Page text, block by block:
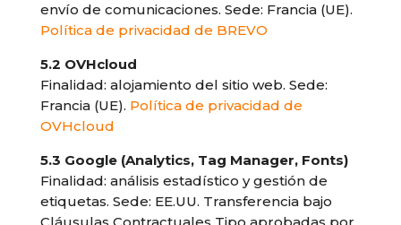
envío de comunicaciones. Sede: Francia (UE).
Política de privacidad de BREVO
5.2 OVHcloud
Finalidad: alojamiento del sitio web. Sede:
Francia (UE). Política de privacidad de
OVHcloud
5.3 Google (Analytics, Tag Manager, Fonts)
Finalidad: análisis estadístico y gestión de
etiquetas. Sede: EE.UU. Transferencia bajo